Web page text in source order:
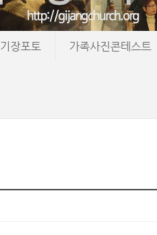
기장포토 가족사진콘테스트